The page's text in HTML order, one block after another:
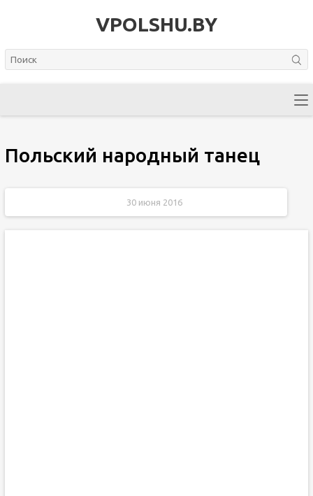
VPOLSHU.BY
Польский народный танец
30 июня 2016